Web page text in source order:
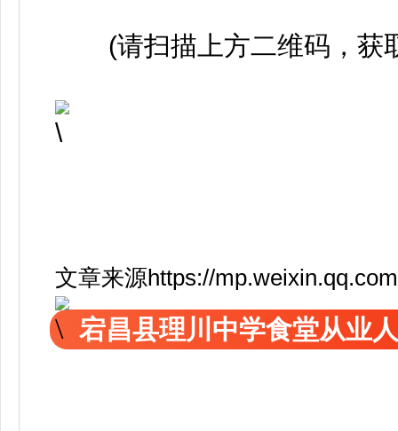
(请扫描上方二维码，获
文章来源https://
宕昌县理川中学食堂从业